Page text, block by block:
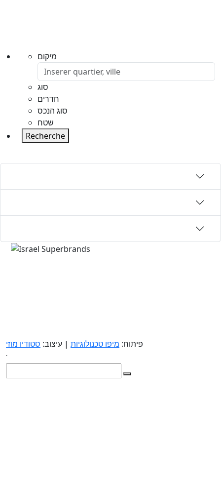
מיקום
סוג
חדרים
סוג הנכס
שטח
Recherche
פיתוח: מיפו טכנולוגיות | עיצוב: סטודיו מוזי
.